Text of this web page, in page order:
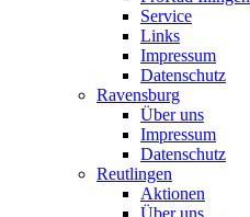
Service
Links
Impressum
Datenschutz
Ravensburg
Über uns
Impressum
Datenschutz
Reutlingen
Aktionen
Über uns